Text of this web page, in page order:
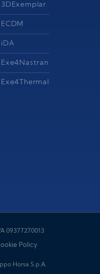
3DExemplar
ECDM
iDA
Exe4Nastran
Exe4Thermal
09377270013
Policy
Horsa S.p.A.